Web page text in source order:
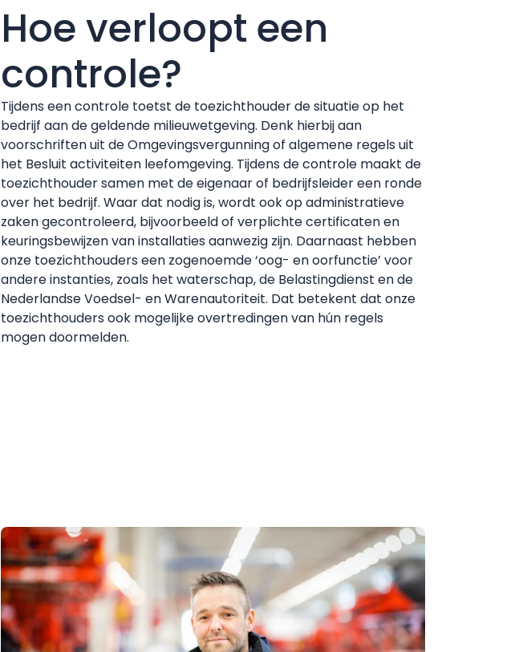
Hoe verloopt een
controle?
Tijdens een controle toetst de toezichthouder de situatie op het
bedrijf aan de geldende milieuwetgeving. Denk hierbij aan
voorschriften uit de Omgevingsvergunning of algemene regels uit
het Besluit activiteiten leefomgeving. Tijdens de controle maakt de
toezichthouder samen met de eigenaar of bedrijfsleider een ronde
over het bedrijf. Waar dat nodig is, wordt ook op administratieve
zaken gecontroleerd, bijvoorbeeld of verplichte certificaten en
keuringsbewijzen van installaties aanwezig zijn. Daarnaast hebben
onze toezichthouders een zogenoemde ‘oog- en oorfunctie’ voor
andere instanties, zoals het waterschap, de Belastingdienst en de
Nederlandse Voedsel- en Warenautoriteit. Dat betekent dat onze
toezichthouders ook mogelijke overtredingen van hún regels
mogen doormelden.